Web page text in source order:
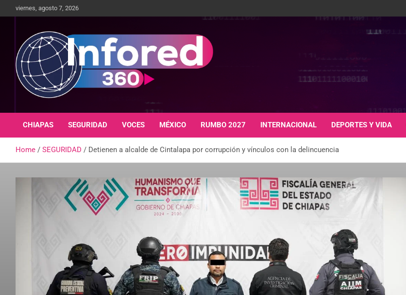
viernes, agosto 7, 2026
infored360.mx
CHIAPAS SEGURIDAD VOCES MÉXICO RUMBO 2027 INTERNACIONAL DEPORTES Y VIDA
Home SEGURIDAD Detienen a alcalde de Cintalapa por corrupción y vínculos con la delincuencia